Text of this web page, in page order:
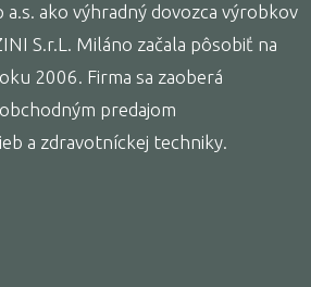
a.s. ako výhradný dovozca výrobkov
S.r.L. Miláno začala pôsobiť na
2006. Firma sa zaoberá
predajom
a zdravotníckej techniky.